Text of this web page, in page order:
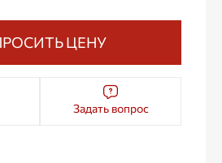
Задать вопрос
ЦЕНУ